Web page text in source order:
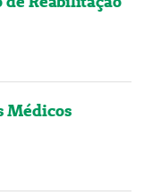
Médicos